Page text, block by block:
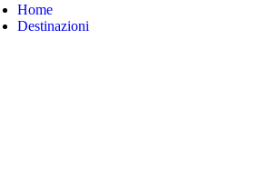
Home
Destinazioni